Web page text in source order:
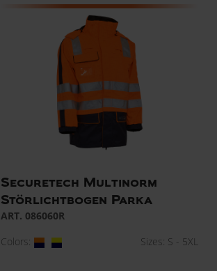
Securetech Multinorm
Störlichtbogen Parka
ART. 086060R
Colors:
Sizes: S - 5XL